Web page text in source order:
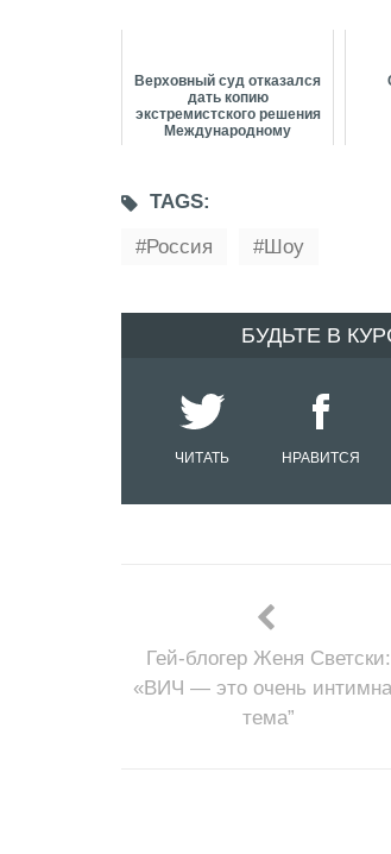
Верховный суд отказался
дать копию
экстремистского решения
Международному
TAGS:
Россия
Шоу
БУДЬТЕ В
ЧИТАТЬ НРАВИТСЯ
Гей-блогер Женя Светски:
«ВИЧ — это очень
тема”